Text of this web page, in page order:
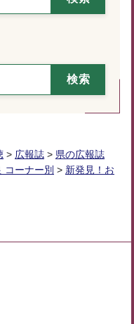
> 広報誌 > 県の広報誌
コーナー別 > 新発見！お